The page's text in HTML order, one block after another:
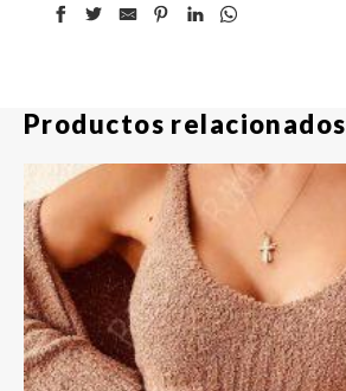
Productos relacionados